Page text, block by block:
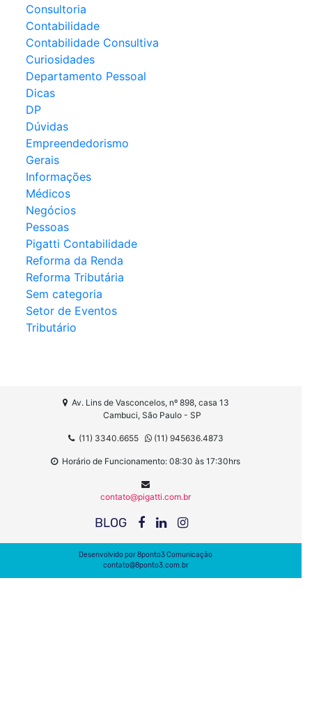
Consultoria
Contabilidade
Contabilidade Consultiva
Curiosidades
Departamento Pessoal
Dicas
DP
Dúvidas
Empreendedorismo
Gerais
Informações
Médicos
Negócios
Pessoas
Pigatti Contabilidade
Reforma da Renda
Reforma Tributária
Sem categoria
Setor de Eventos
Tributário
Av. Lins de Vasconcelos, nº 898, casa 13
Cambuci, São Paulo - SP
(11) 3340.6655 (11) 945636.4873
Horário de Funcionamento: 08:30 às 17:30hrs
contato@pigatti.com.br
BLOG
Desenvolvido por8ponto3 Comunicação
contato@8ponto3.com.br